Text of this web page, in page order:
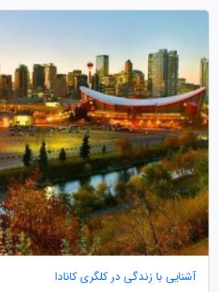
آشنایی با زندگی در کلگری کانادا